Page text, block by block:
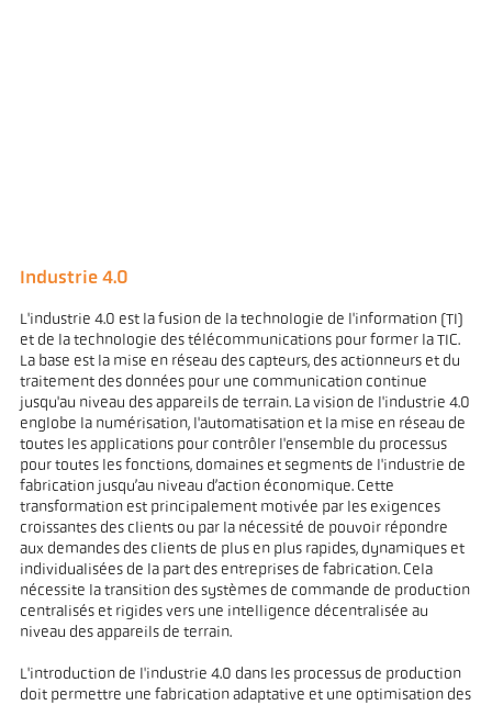
Industrie 4.0
L'industrie 4.0 est la fusion de la technologie de l'information (TI)
et de la technologie des télécommunications pour former la TIC.
La base est la mise en réseau des capteurs, des actionneurs et du
traitement des données pour une communication continue
jusqu'au niveau des appareils de terrain. La vision de l'industrie 4.0
englobe la numérisation, l'automatisation et la mise en réseau de
toutes les applications pour contrôler l'ensemble du processus
pour toutes les fonctions, domaines et segments de l'industrie de
fabrication jusqu’au niveau d’action économique. Cette
transformation est principalement motivée par les exigences
croissantes des clients ou par la nécessité de pouvoir répondre
aux demandes des clients de plus en plus rapides, dynamiques et
individualisées de la part des entreprises de fabrication. Cela
nécessite la transition des systèmes de commande de production
centralisés et rigides vers une intelligence décentralisée au
niveau des appareils de terrain.
L'introduction de l'industrie 4.0 dans les processus de production
doit permettre une fabrication adaptative et une optimisation des